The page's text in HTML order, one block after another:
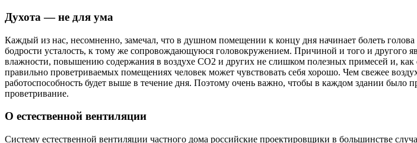
Духота — не для ума
Каждый из нас, несомненно, замечал, что в душном помещении к концу дня начинает болеть
бодрости усталость, к тому же сопровождающуюся головокружением. Причиной и того и другого
влажности, повышению содержания в воздухе СО2 и других не слишком полезных примесей и, как
правильно проветриваемых помещениях человек может чувствовать себя хорошо. Чем свежее
работоспособность будет выше в течение дня. Поэтому очень важно, чтобы в каждом здании было
проветривание.
О естественной вентиляции
Систему естественной вентиляции частного дома российские проектировщики в большинстве